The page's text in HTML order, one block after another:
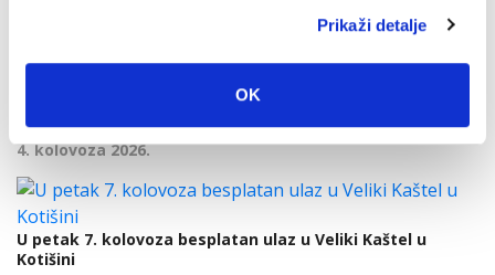
Prikaži detalje
OK
Dan pobjede i domovinske zahvalnosti i Dan hrvatskih
4. kolovoza 2026.
U petak 7. kolovoza besplatan ulaz u Veliki Kaštel u
Kotišini